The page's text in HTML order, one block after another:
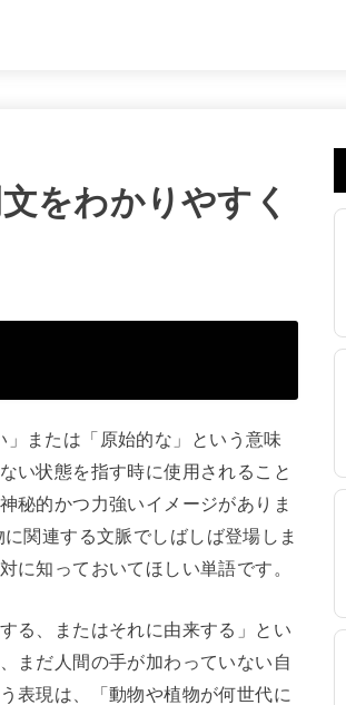
をわかりやすく
または「原始的な」という意味
い状態を指す時に使用されること
秘的かつ力強いイメージがありま
関連する文脈でしばしば登場しま
に知っておいてほしい単語です。
る、またはそれに由来する」とい
まだ人間の手が加わっていない自
表現は、「動物や植物が何世代に